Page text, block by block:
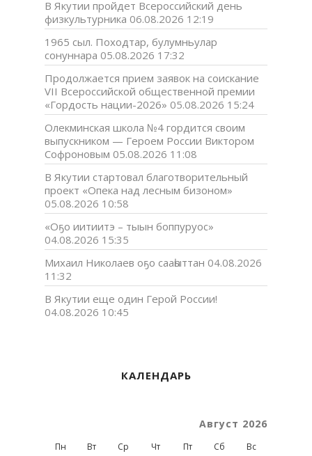
В Якутии пройдет Всероссийский день
физкультурника 06.08.2026 12:19
1965 сыл. Походтар, булумньулар
сонуннара 05.08.2026 17:32
Продолжается прием заявок на соискание
VII Всероссийской общественной премии
«Гордость нации-2026» 05.08.2026 15:24
Олекминская школа №4 гордится своим
выпускником — Героем России Виктором
Софроновым 05.08.2026 11:08
В Якутии стартовал благотворительный
проект «Опека над лесным бизоном»
05.08.2026 10:58
«Оҕо иитиитэ – тыын боппуруос»
04.08.2026 15:35
Михаил Николаев оҕо сааһыттан 04.08.2026
11:32
В Якутии еще один Герой России!
04.08.2026 10:45
КАЛЕНДАРЬ
Август 2026
Пн Вт Ср Чт Пт Сб Вс